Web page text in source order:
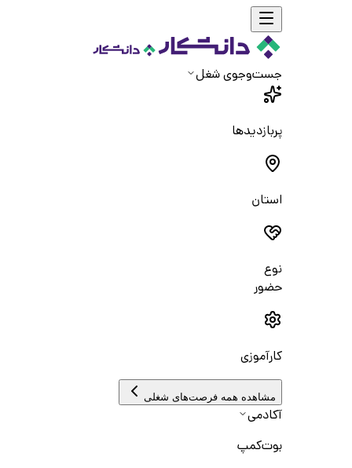
جست‌و‌جوی شغل
پربازدیدها
استان
نوع
حضور
کارآموزی
مشاهده همه فرصت‌های شغلی
آکادمی
بوت‌کمپ